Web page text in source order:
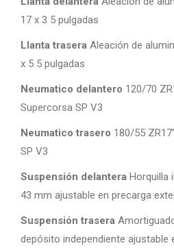
17 x 3 5 pulgadas
Llanta trasera Aleación de
x 5 5 pulgadas
Neumatico delantero 120/70
Supercorsa SP V3
Neumatico trasero 180/55
SP V3
Suspensión delantera Horquilla
43 mm ajustable en precarga
Suspensión trasera
depósito independiente ajustable